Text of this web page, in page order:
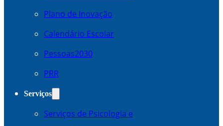
Plano de Inovação
Calendário Escolar
Pessoas2030
PRR
Serviços
Serviços de Psicologia e